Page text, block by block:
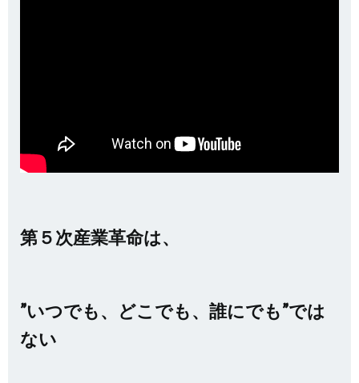
第５次産業革命は、
”いつでも、どこでも、誰にでも”では
ない